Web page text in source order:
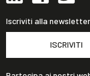
Iscriviti alla newsletter
ISCRIVITI